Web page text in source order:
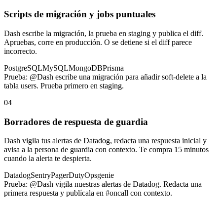
Scripts de migración y jobs puntuales
Dash escribe la migración, la prueba en staging y publica el diff.
Apruebas, corre en producción. O se detiene si el diff parece
incorrecto.
PostgreSQLMySQLMongoDBPrisma
Prueba: @Dash escribe una migración para añadir soft-delete a la
tabla users. Prueba primero en staging.
04
Borradores de respuesta de guardia
Dash vigila tus alertas de Datadog, redacta una respuesta inicial y
avisa a la persona de guardia con contexto. Te compra 15 minutos
cuando la alerta te despierta.
DatadogSentryPagerDutyOpsgenie
Prueba: @Dash vigila nuestras alertas de Datadog. Redacta una
primera respuesta y publícala en #oncall con contexto.